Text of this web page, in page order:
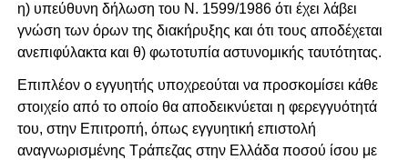
η) υπεύθυνη δήλωση του Ν. 1599/1986 ότι έχει λάβει
γνώση των όρων της διακήρυξης και ότι τους αποδέχεται
ανεπιφύλακτα και θ) φωτοτυπία αστυνομικής ταυτότητας.
Επιπλέον ο εγγυητής υποχρεούται να προσκομίσει κάθε
στοιχείο από το οποίο θα αποδεικνύεται η φερεγγυότητά
του, στην Επιτροπή, όπως εγγυητική επιστολή
αναγνωρισμένης Τράπεζας στην Ελλάδα ποσού ίσου με